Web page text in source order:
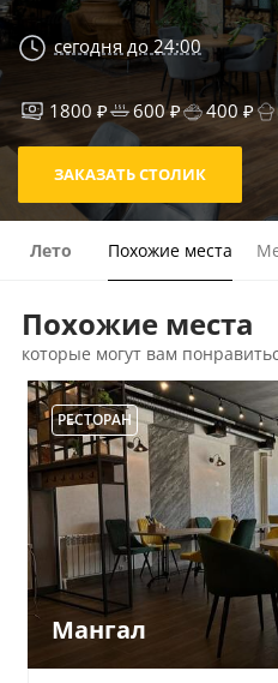
сегодня до 24:00
1800 ₽ 600 ₽ 400 ₽
ЗАКАЗАТЬ СТОЛИК
Лето Похожие места
Похожие места
которые могут вам
РЕСТОРАН
Мангал